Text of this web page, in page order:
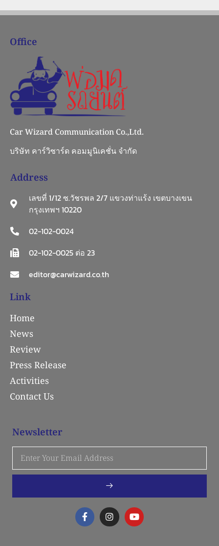
Office
Car Wizard Communication Co.,Ltd.
บริษัท คาร์วิซาร์ด คอมมูนิเคชั่น จำกัด
Address
เลขที่ 1/12 ซ.วัชรพล 2/7 แขวงท่าแร้ง เขตบางเขน
กรุงเทพฯ 10220
02-102-0024
02-102-0025 ต่อ 23
editor@carwizard.co.th
Link
Home
News
Review
Press Release
Activities
Contact Us
Newsletter